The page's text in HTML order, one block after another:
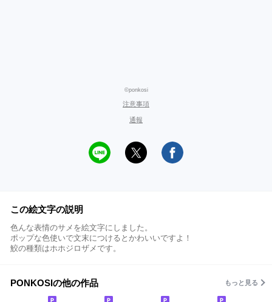
©ponkosi
注意事項
通報
この絵文字の説明
色んな表情のサメを絵文字にしました。
ポップな色使いで文末につけるとかわいいですよ！
鮫の種類はホホジロザメです。
PONKOSIの他の作品 もっと見る